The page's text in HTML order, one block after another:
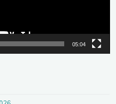
05:04